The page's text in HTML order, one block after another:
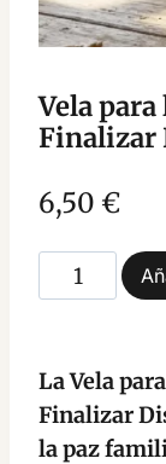
Vela
Finalizar
6,50 €
La Vela
Finalizar
la paz
Vela
para
Armonía
del
Hogar